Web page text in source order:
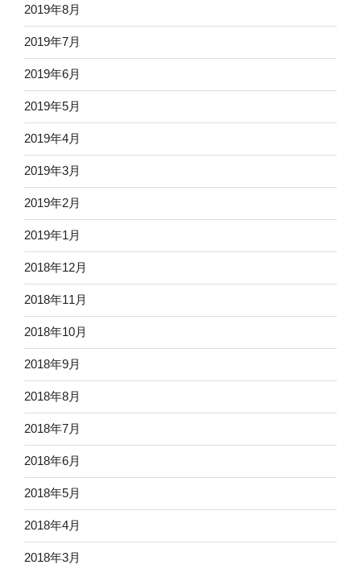
2019年8月
2019年7月
2019年6月
2019年5月
2019年4月
2019年3月
2019年2月
2019年1月
2018年12月
2018年11月
2018年10月
2018年9月
2018年8月
2018年7月
2018年6月
2018年5月
2018年4月
2018年3月